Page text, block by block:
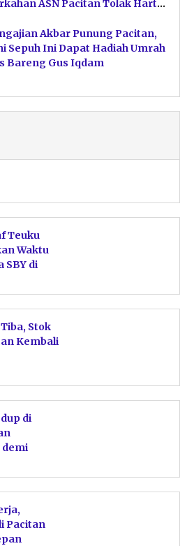
ASN Pacitan Tolak Harta
Akbar Punung Pacitan,
Sepuh Ini Dapat Hadiah Umrah
Bareng Gus Iqdam
Teuku
Waktu
SBY di
Stok
Kembali
di
demi
Pacitan